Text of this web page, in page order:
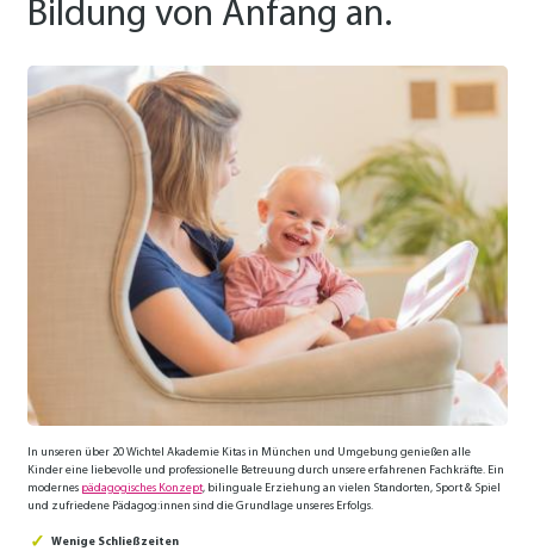
Bildung von Anfang an.
In unseren über 20 Wichtel Akademie Kitas in München und Umgebung genießen alle
Kinder eine liebevolle und professio­nelle Be­treuung durch unsere erfahrenen Fach­kräfte. Ein
modernes pädagogisches Konzept, bilingu­ale Erziehung an vielen Stand­orten, Sport & Spiel
und zufriedene Pädago­g:innen sind die Grund­lage unseres Erfolgs.
Wenige Schließzeiten